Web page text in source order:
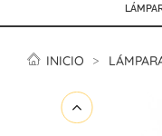
INICIO